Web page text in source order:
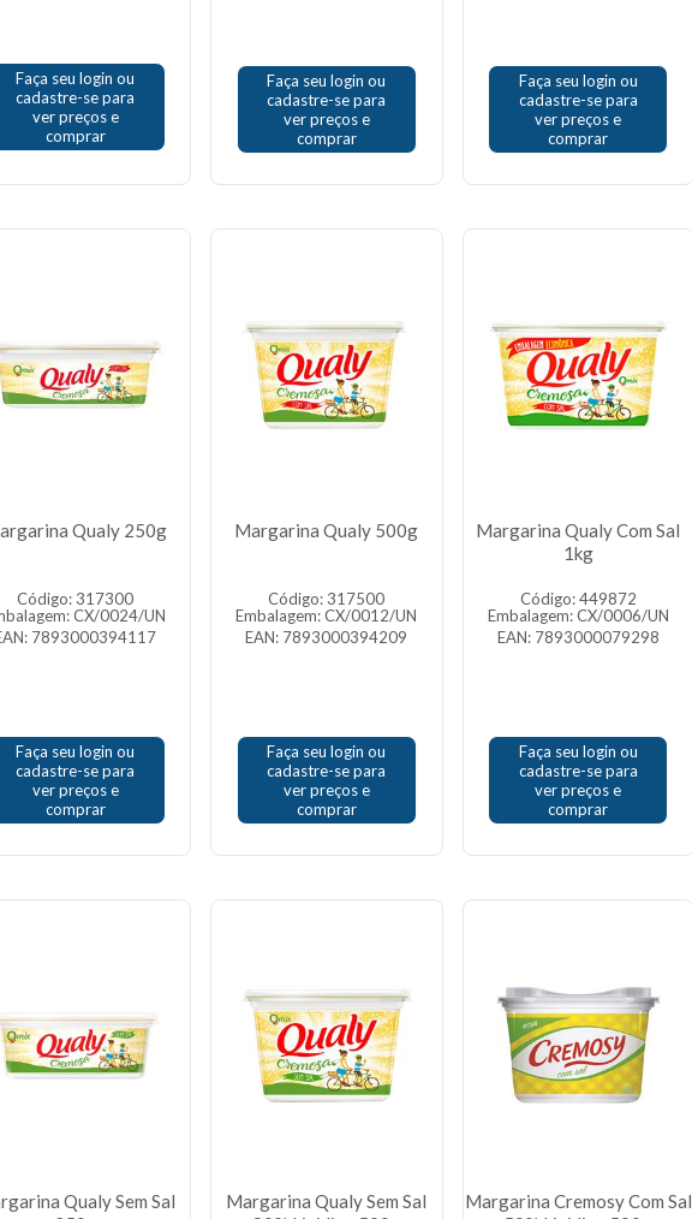
Faça seu login ou
cadastre-se para
ver preços e
comprar
Faça seu login ou
cadastre-se para
ver preços e
comprar
Faça seu login ou
cadastre-se para
ver preços e
comprar
Qualy 250g
Código: 317300
CX/0024/UN
7893000394117
Faça seu login ou
cadastre-se para
ver preços e
comprar
Margarina Qualy 500g
Código: 317500
Embalagem: CX/0012/UN
EAN: 7893000394209
Faça seu login ou
cadastre-se para
ver preços e
comprar
Margarina Qualy Com Sal
1kg
Código: 449872
Embalagem: CX/0006/UN
EAN: 7893000079298
Faça seu login ou
cadastre-se para
ver preços e
comprar
Qualy Sem Sal
Margarina Qualy Sem Sal
Margarina Cremosy Com Sal